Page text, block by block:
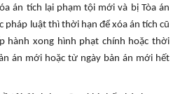
án tích lại phạm tội mới và bị Tòa án
pháp luật thì thời hạn để xóa án tích cũ
hành xong hình phạt chính hoặc thời
án mới hoặc từ ngày bản án mới hết